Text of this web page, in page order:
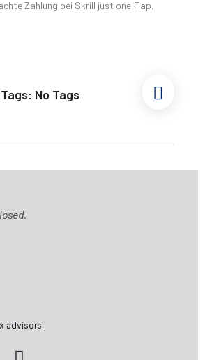
Zahlung bei Skrill just one-Tap.
Tags: No Tags
advisors